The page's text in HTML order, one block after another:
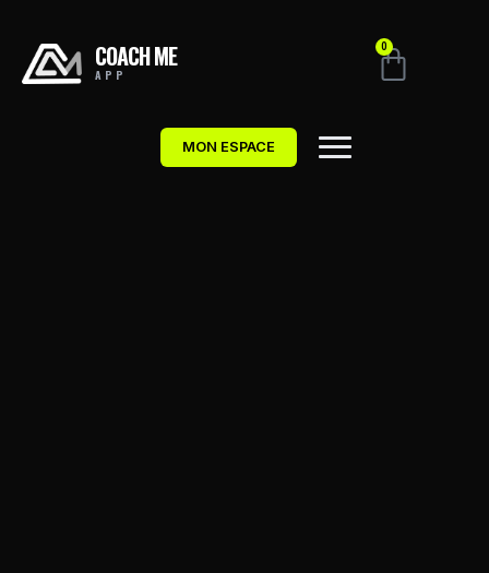
COACH ME
APP
0
MON ESPACE